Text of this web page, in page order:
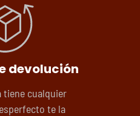
devolución
tiene cualquier
te la